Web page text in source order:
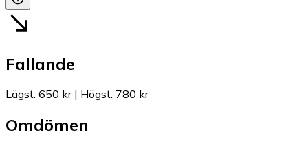
Fallande
Lägst: 650 kr| Högst: 780 kr
Omdömen